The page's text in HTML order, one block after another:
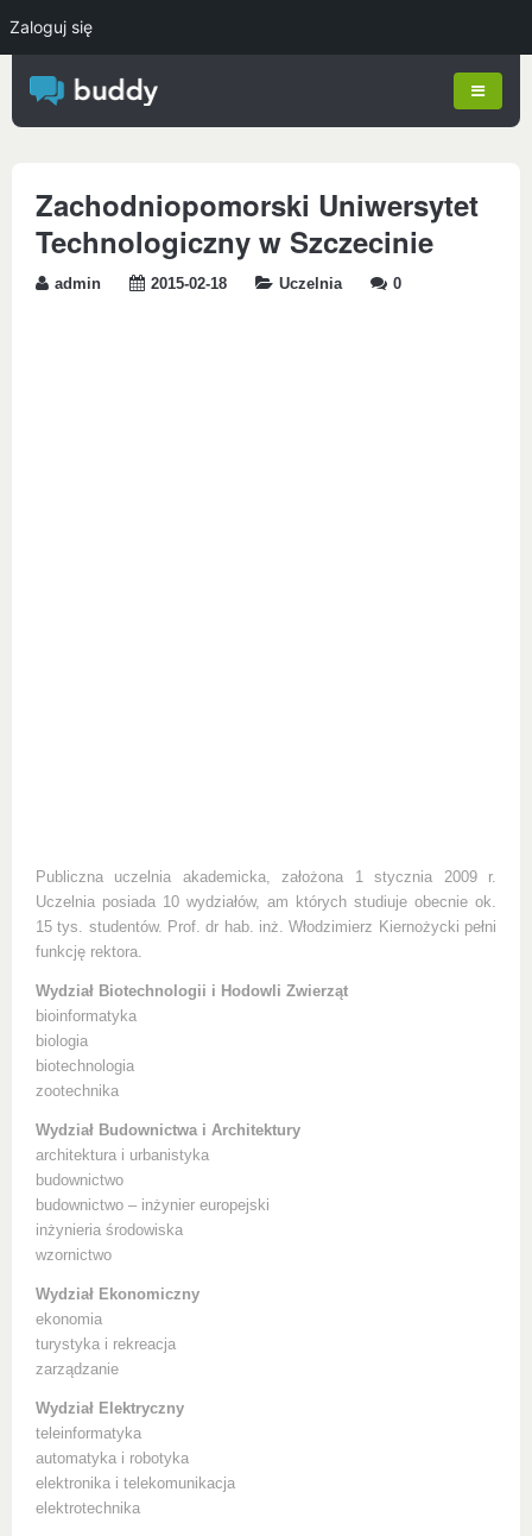
Zachodniopomorski Uniwersytet
Technologiczny w Szczecinie
admin 2015-02-18 Uczelnia 0
Publiczna uczelnia akademicka, założona 1 stycznia 2009 r.
Uczelnia posiada 10 wydziałów, am których studiuje obecnie ok.
15 tys. studentów. Prof. dr hab. inż. Włodzimierz Kiernożycki pełni
funkcję rektora.
Wydział Biotechnologii i Hodowli Zwierząt
bioinformatyka
biologia
biotechnologia
zootechnika
Wydział Budownictwa i Architektury
architektura i urbanistyka
budownictwo
budownictwo – inżynier europejski
inżynieria środowiska
wzornictwo
Wydział Ekonomiczny
ekonomia
turystyka i rekreacja
zarządzanie
Wydział Elektryczny
teleinformatyka
automatyka i robotyka
elektronika i telekomunikacja
elektrotechnika
Zaloguj się